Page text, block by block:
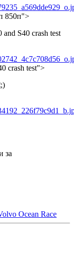
850п">
S40 crash test
crash test">
за
Ocean Race